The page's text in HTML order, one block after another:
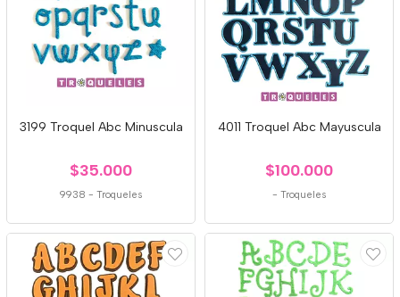
3199 Troquel Abc Minuscula
$35.000
9938 - Troqueles
4011 Troquel Abc Mayuscula
$100.000
- Troqueles